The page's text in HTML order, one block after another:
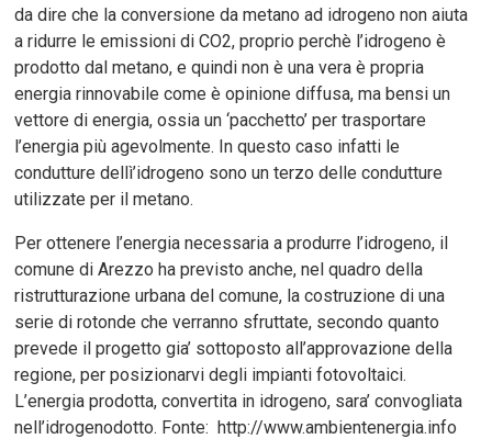
da dire che la conversione da metano ad idrogeno non aiuta
a ridurre le emissioni di CO2, proprio perchè l’idrogeno è
prodotto dal metano, e quindi non è una vera è propria
energia rinnovabile come è opinione diffusa, ma bensi un
vettore di energia, ossia un ‘pacchetto’ per trasportare
l’energia più agevolmente. In questo caso infatti le
condutture dellì’idrogeno sono un terzo delle condutture
utilizzate per il metano.
Per ottenere l’energia necessaria a produrre l’idrogeno, il
comune di Arezzo ha previsto anche, nel quadro della
ristrutturazione urbana del comune, la costruzione di una
serie di rotonde che verranno sfruttate, secondo quanto
prevede il progetto gia’ sottoposto all’approvazione della
regione, per posizionarvi degli impianti fotovoltaici.
L’energia prodotta, convertita in idrogeno, sara’ convogliata
nell’idrogenodotto. Fonte: http://www.ambientenergia.info